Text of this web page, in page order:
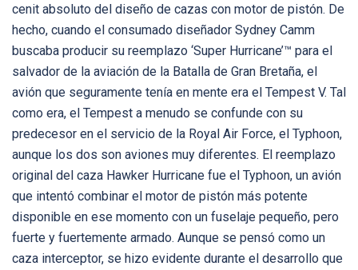
cenit absoluto del diseño de cazas con motor de pistón. De
hecho, cuando el consumado diseñador Sydney Camm
buscaba producir su reemplazo ‘Super Hurricane’™ para el
salvador de la aviación de la Batalla de Gran Bretaña, el
avión que seguramente tenía en mente era el Tempest V. Tal
como era, el Tempest a menudo se confunde con su
predecesor en el servicio de la Royal Air Force, el Typhoon,
aunque los dos son aviones muy diferentes. El reemplazo
original del caza Hawker Hurricane fue el Typhoon, un avión
que intentó combinar el motor de pistón más potente
disponible en ese momento con un fuselaje pequeño, pero
fuerte y fuertemente armado. Aunque se pensó como un
caza interceptor, se hizo evidente durante el desarrollo que